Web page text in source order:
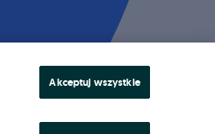
Akceptuj wszystkie